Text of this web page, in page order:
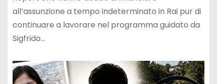
all’assunzione a tempo indeterminato in Rai pur di
continuare a lavorare nel programma guidato da
Sigfrido…